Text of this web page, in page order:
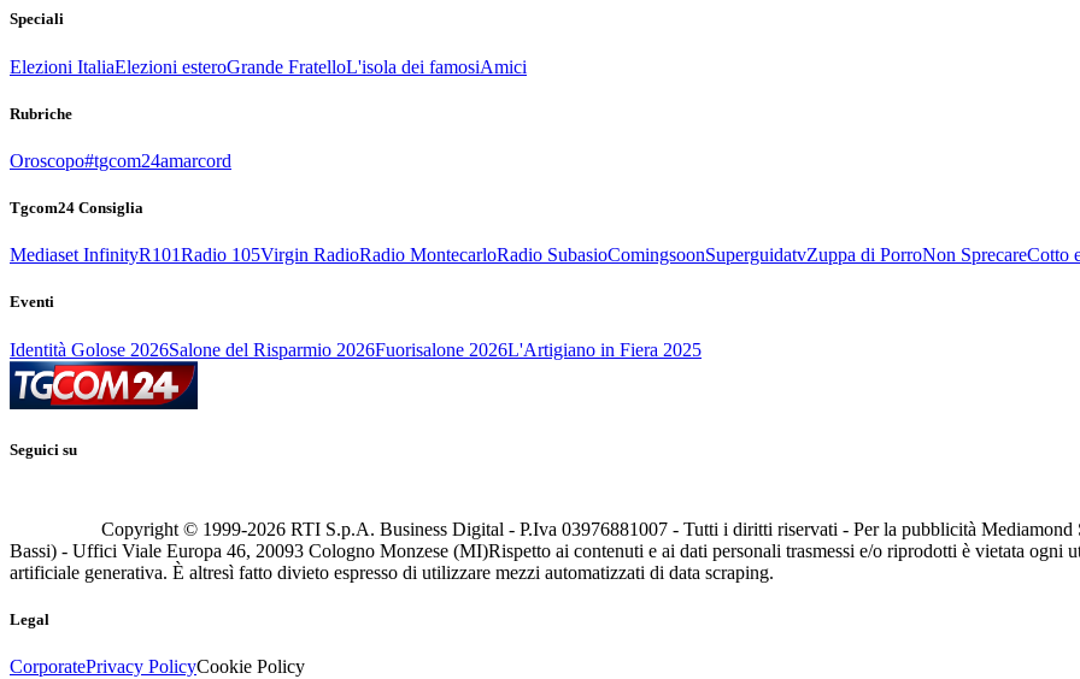
Speciali
Elezioni ItaliaElezioni esteroGrande FratelloL'isola dei famosiAmici
Rubriche
Oroscopo#tgcom24amarcord
Tgcom24 Consiglia
Mediaset InfinityR101Radio 105Virgin RadioRadio MontecarloRadio SubasioComingsoonSuperguidatvZuppa di PorroNon SprecareCotto
Eventi
Identità Golose 2026Salone del Risparmio 2026Fuorisalone 2026L'Artigiano in Fiera 2025
Seguici su
Copyright © 1999-2026 RTI S.p.A. Business Digital - P.Iva 03976881007 - Tutti i diritti riservati - Per la pubblicità
Bassi) - Uffici Viale Europa 46, 20093 Cologno Monzese (MI)Rispetto ai contenuti e ai dati personali trasmessi e/o riprodotti è vietata ogni
artificiale generativa. È altresì fatto divieto espresso di utilizzare mezzi automatizzati di data scraping.
Legal
CorporatePrivacy PolicyCookie Policy